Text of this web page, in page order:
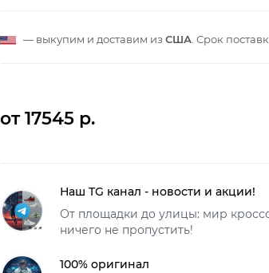
— выкупим и доставим из США . Срок
от 17545 р.
Наш TG канал - новости и акции!
От площадки до улицы: мир
ничего не пропустить!
100% оригинал